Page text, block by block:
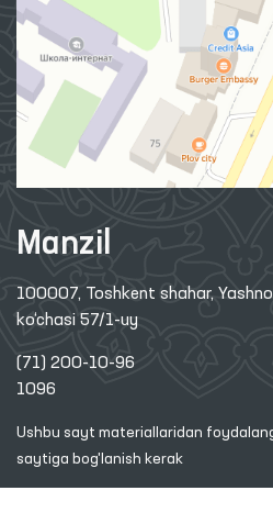
Manzil
100007, Toshkent shahar,
ko‘chasi 57/1-uy
(71) 200-10-96
1096
Ushbu sayt materiallaridan
saytiga bog'lanish kerak